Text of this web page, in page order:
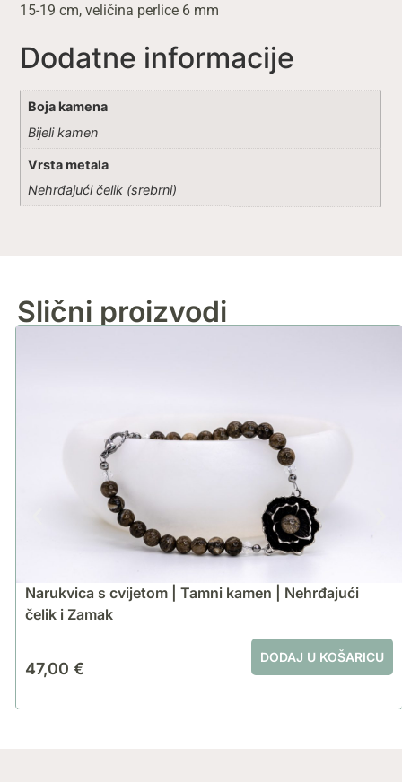
15-19 cm, veličina perlice 6 mm
Dodatne informacije
Boja kamena
Bijeli kamen
Vrsta metala
Nehrđajući čelik (srebrni)
Slični proizvodi
Narukvica s cvijetom | Tamni kamen | Nehrđajući
čelik i Zamak
47,00 €
DODAJ U KOŠARICU